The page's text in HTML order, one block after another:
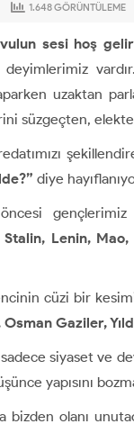
1.648GÖRÜNTÜLEME
sesi hoş
deyimlerimiz
uzaktan
süzgeçten,
diye
Stalin, Lenin,
cüzi bir
Gaziler,
siyaset ve
yapısını
bizden olanı